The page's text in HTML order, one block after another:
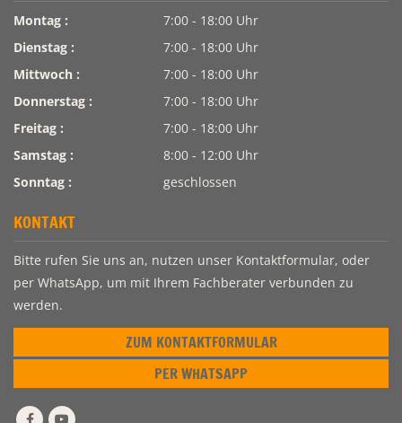
Montag :
7:00 - 18:00 Uhr
Dienstag :
7:00 - 18:00 Uhr
Mittwoch :
7:00 - 18:00 Uhr
Donnerstag :
7:00 - 18:00 Uhr
Freitag :
7:00 - 18:00 Uhr
Samstag :
8:00 - 12:00 Uhr
Sonntag :
geschlossen
KONTAKT
Bitte rufen Sie uns an, nutzen unser Kontaktformular, oder
per WhatsApp, um mit Ihrem Fachberater verbunden zu
werden.
ZUM KONTAKTFORMULAR
PER WHATSAPP